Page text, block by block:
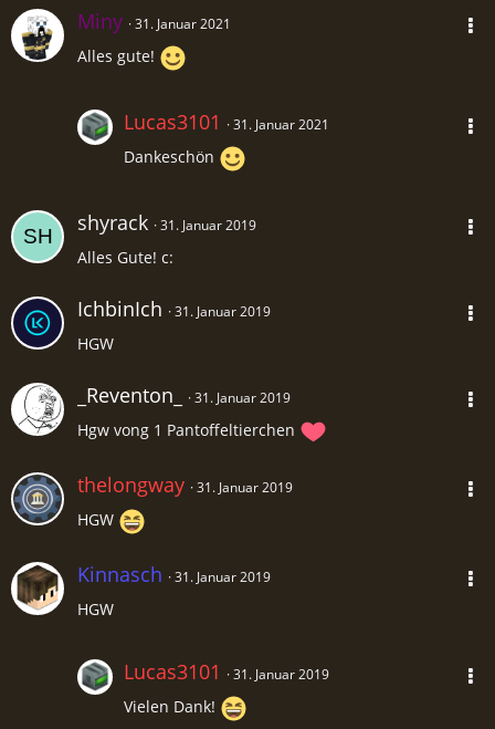
Miny 31. Januar 2021
Alles gute!
Lucas3101 31. Januar 2021
Dankeschön
shyrack 31. Januar 2019
Alles Gute! c:
IchbinIch 31. Januar 2019
HGW
_Reventon_ 31. Januar 2019
Hgw vong 1 Pantoffeltierchen
thelongway 31. Januar 2019
HGW
Kinnasch 31. Januar 2019
HGW
Lucas3101 31. Januar 2019
Vielen Dank!